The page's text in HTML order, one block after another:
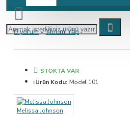
0 yorum - Yorum Yap
STOKTA VAR
Ürün Kodu: Model 101
Melissa Johnson